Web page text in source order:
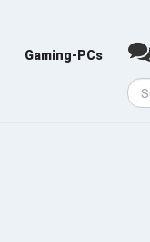
Gaming-PCs